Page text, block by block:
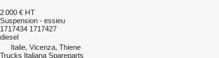
2 000 € HT
Suspension - essieu
1717434 1717427
diesel
Italie, Vicenza, Thiene
Trucks Italiana Spareparts